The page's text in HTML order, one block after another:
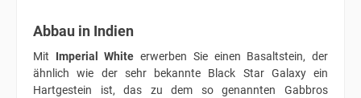
Abbau in Indien
Mit Imperial White erwerben Sie einen Basaltstein, der
ähnlich wie der sehr bekannte Black Star Galaxy ein
Hartgestein ist, das zu dem so genannten Gabbros